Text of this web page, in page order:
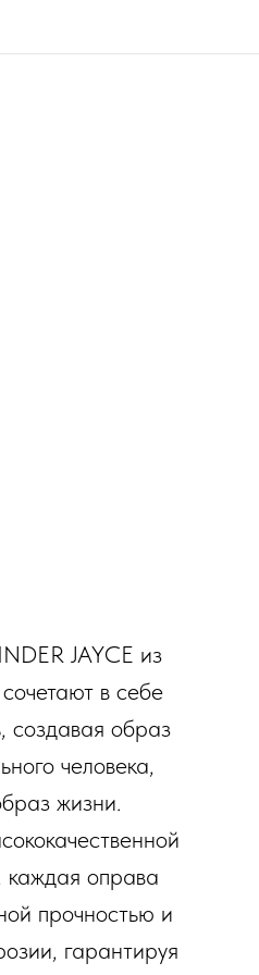
JAYCE из
в себе
создавая образ
человека,
жизни.
оправа
прочностью и
гарантируя